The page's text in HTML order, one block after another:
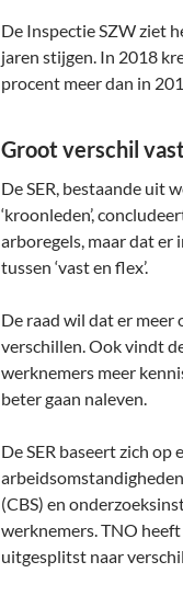
De Inspectie SZW ziet
jaren stijgen. In 2018
procent meer dan in
Groot verschil
De SER, bestaande uit
‘kroonleden’,
arboregels, maar dat
tussen ‘vast en flex’.
De raad wil dat er meer
verschillen. Ook vindt
werknemers meer
beter gaan naleven.
De SER baseert zich
(CBS) en
werknemers. TNO heeft
uitgesplitst naar